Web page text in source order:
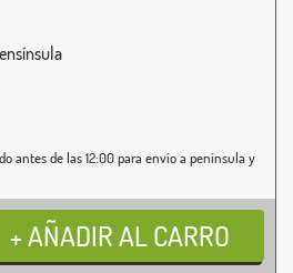
antes de las 12:00 para envío a península y